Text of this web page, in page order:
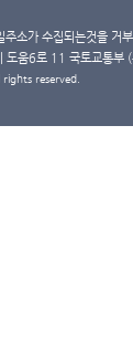
주소가 수집되는것을 거
도움6로 11 국토교통
reserved.